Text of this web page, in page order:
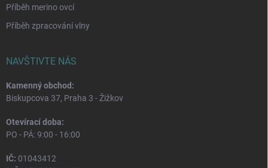
Příběh merino ovcí
Příběh zpracování vlny
NAVŠTIVTE NÁS
Kamenný obchod:
Biskupcova 37, Praha 3 - Žižkov
Otevírací doba:
PO - PÁ: 9:00 - 16:00
IČ: 01043412